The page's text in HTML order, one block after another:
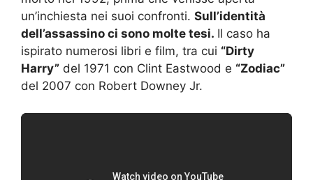
un’inchiesta nei suoi confronti. Sull’identità
dell’assassino ci sono molte tesi. Il caso ha
ispirato numerosi libri e film, tra cui “Dirty
Harry” del 1971 con Clint Eastwood e “Zodiac”
del 2007 con Robert Downey Jr.